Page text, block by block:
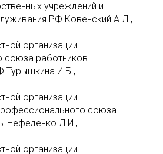
учреждений и
РФ Ковенский А.Л.,
организации
союза работников
Турышкина И.Б.,
организации
союза
Нефеденко Л.И.,
организации